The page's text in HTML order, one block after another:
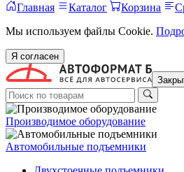
Главная
Каталог Корзина
Мы используем файлы Cookie.
Я согласен
Производимое оборудование
Автомобильные подъемники